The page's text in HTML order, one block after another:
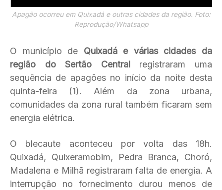
Apagão ocorreu em Quixadá e outras cidades da região. Foto:
Reprodução/Whatsapp
O município de Quixadá e várias cidades da
região do Sertão Central registraram uma
sequência de apagões no início da noite desta
quinta-feira (1). Além da zona urbana,
comunidades da zona rural também ficaram sem
energia elétrica.
O blecaute aconteceu por volta das 18h.
Quixadá, Quixeramobim, Pedra Branca, Choró,
Madalena e Milhã registraram falta de energia. A
interrupção no fornecimento durou menos de